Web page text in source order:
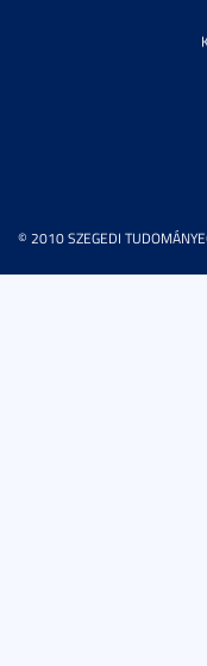
© 2010 SZEGEDI